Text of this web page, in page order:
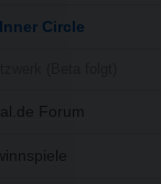
Circle
Forum